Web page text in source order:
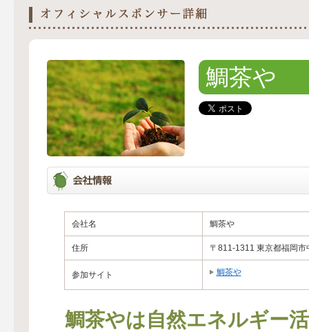
鯛茶や
会社名 鯛茶や
住所 〒811-1311 東京都福岡
参加サイト 鯛茶や
鯛茶やは自然エネルギー